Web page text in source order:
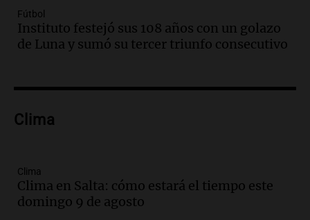
Audio.Borges, abogada de Pourrain:
"Tres hombres se lo llevaron para
hacerle preguntas y nunca regresó"
Episodios
metros del río Suquía y retiraron hasta
Audio.La historia de la servilleta que
firmó Jorge Messi para el primer
Fútbol
Instituto festejó sus 108 años con un golazo
de Luna y sumó su tercer triunfo consecutivo
Clima
Clima
Clima en Salta: cómo estará el tiempo este
domingo 9 de agosto